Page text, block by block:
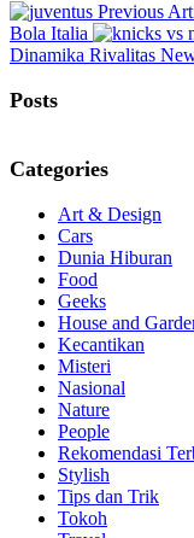
Previous
Bola Italia
Dinamika Rivalitas
Posts
Categories
Art & Design
Cars
Dunia Hiburan
Food
Geeks
House and
Kecantikan
Misteri
Nasional
Nature
People
Rekomendasi
Stylish
Tips dan Trik
Tokoh